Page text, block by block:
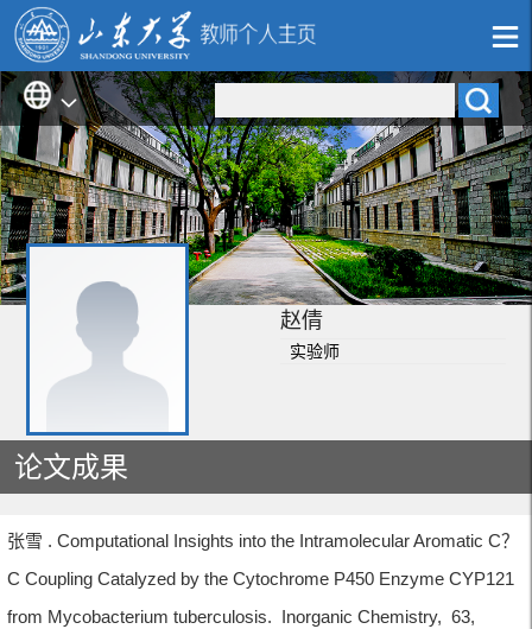
赵倩
实验师
论文成果
张雪 . Computational Insights into the Intramolecular Aromatic C？
C Coupling Catalyzed by the Cytochrome P450 Enzyme CYP121
from Mycobacterium tuberculosis. Inorganic Chemistry, 63,